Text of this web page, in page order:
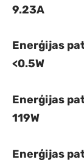
9.23A
Enerģijas
<0.5W
Enerģijas
119W
Enerģijas